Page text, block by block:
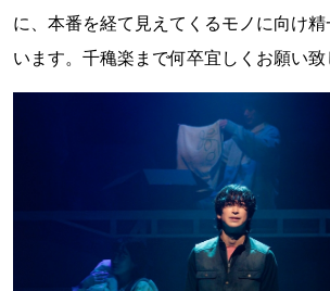
に、本番を経て見えてくるモノに向け
います。千穐楽まで何卒宜しくお願い致